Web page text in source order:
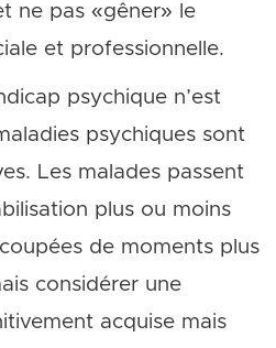
ne pas «gêner» le
et professionnelle.
psychique n’est
psychiques sont
Les malades passent
plus ou moins
de moments plus
considérer une
acquise mais